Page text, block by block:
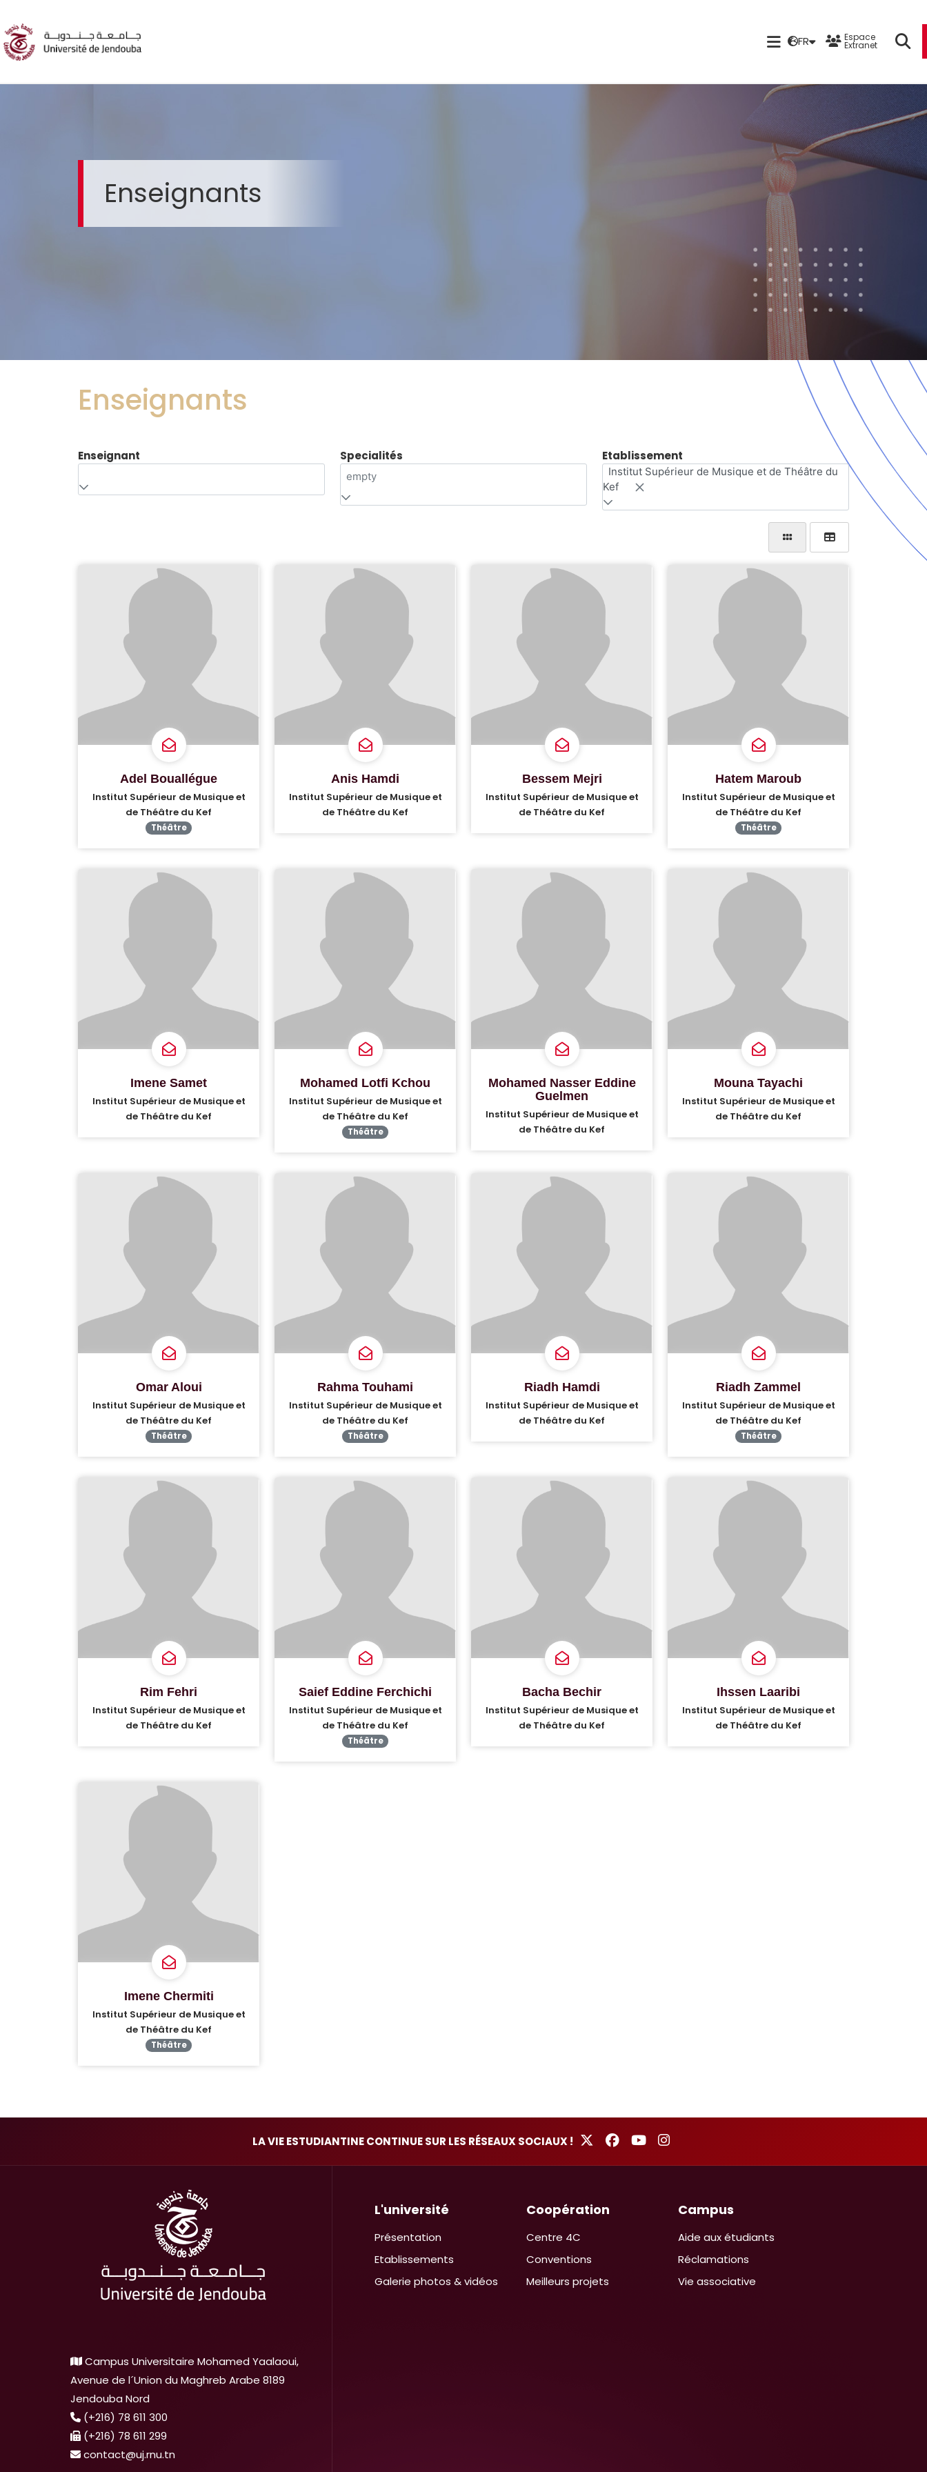
FR Espace
Extranet
Enseignants
Enseignants
Enseignant Specialités
empty
Etablissement
Institut Supérieur de Musique et de Théâtre du
Kef
Adel Bouallégue
Institut Supérieur de Musique et
de Théâtre du Kef
Théâtre
Anis Hamdi
Institut Supérieur de Musique et
de Théâtre du Kef
Bessem Mejri
Institut Supérieur de Musique et
de Théâtre du Kef
Hatem Maroub
Institut Supérieur de Musique et
de Théâtre du Kef
Théâtre
Imene Samet
Institut Supérieur de Musique et
de Théâtre du Kef
Mohamed Lotfi Kchou
Institut Supérieur de Musique et
de Théâtre du Kef
Théâtre
Mohamed Nasser Eddine
Guelmen
Institut Supérieur de Musique et
de Théâtre du Kef
Mouna Tayachi
Institut Supérieur de Musique et
de Théâtre du Kef
Omar Aloui
Institut Supérieur de Musique et
de Théâtre du Kef
Théâtre
Rahma Touhami
Institut Supérieur de Musique et
de Théâtre du Kef
Théâtre
Riadh Hamdi
Institut Supérieur de Musique et
de Théâtre du Kef
Riadh Zammel
Institut Supérieur de Musique et
de Théâtre du Kef
Théâtre
Rim Fehri
Institut Supérieur de Musique et
de Théâtre du Kef
Saief Eddine Ferchichi
Institut Supérieur de Musique et
de Théâtre du Kef
Théâtre
Bacha Bechir
Institut Supérieur de Musique et
de Théâtre du Kef
Ihssen Laaribi
Institut Supérieur de Musique et
de Théâtre du Kef
Imene Chermiti
Institut Supérieur de Musique et
de Théâtre du Kef
Théâtre
LA VIE ESTUDIANTINE CONTINUE SUR LES RÉSEAUX SOCIAUX !
Campus Universitaire Mohamed Yaalaoui,
Avenue de l´Union du Maghreb Arabe 8189
Jendouba Nord
(+216) 78 611 300
(+216) 78 611 299
contact@uj.rnu.tn
L'université
Présentation
Etablissements
Galerie photos & vidéos
Coopération
Centre 4C
Conventions
Meilleurs projets
Campus
Aide aux étudiants
Réclamations
Vie associative